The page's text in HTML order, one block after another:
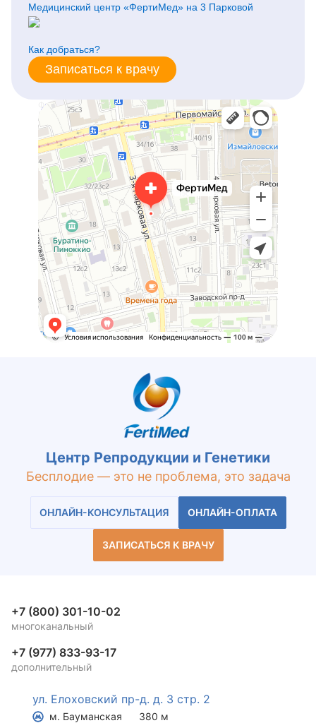
Медицинский центр «ФертиМед» на 3 Парковой
Как добраться?
Записаться к врачу
ФертиМед
Медцентр, клиника в Москве
Женская консультация в Москве
Центр Репродукции и Генетики
Бесплодие — это не проблема, это задача
ОНЛАЙН-КОНСУЛЬТАЦИЯ ОНЛАЙН-ОПЛАТА
ЗАПИСАТЬСЯ К ВРАЧУ
+7 (800) 301-10-02
многоканальный
+7 (977) 833-93-17
дополнительный
ул. Елоховский пр-д. д. 3 стр. 2
м. Бауманская
380 м